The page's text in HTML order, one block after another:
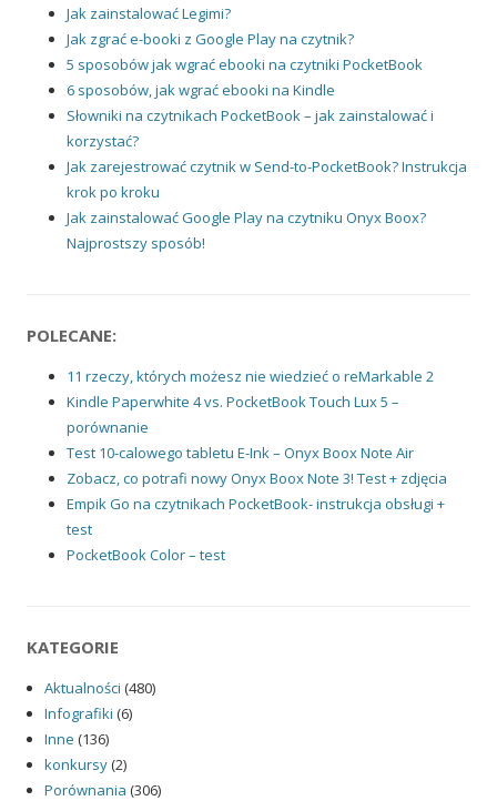
Jak zainstalować Legimi?
Jak zgrać e-booki z Google Play na czytnik?
5 sposobów jak wgrać ebooki na czytniki PocketBook
6 sposobów, jak wgrać ebooki na Kindle
Słowniki na czytnikach PocketBook – jak zainstalować i
korzystać?
Jak zarejestrować czytnik w Send-to-PocketBook? Instrukcja
krok po kroku
Jak zainstalować Google Play na czytniku Onyx Boox?
Najprostszy sposób!
POLECANE:
11 rzeczy, których możesz nie wiedzieć o reMarkable 2
Kindle Paperwhite 4 vs. PocketBook Touch Lux 5 –
porównanie
Test 10-calowego tabletu E-Ink – Onyx Boox Note Air
Zobacz, co potrafi nowy Onyx Boox Note 3! Test + zdjęcia
Empik Go na czytnikach PocketBook- instrukcja obsługi +
test
PocketBook Color – test
KATEGORIE
Aktualności (480)
Infografiki (6)
Inne (136)
konkursy(2)
Porównania (306)